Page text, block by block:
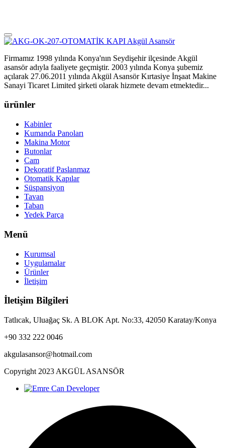
Firmamız 1998 yılında Konya'nın Seydişehir ilçesinde Akgül
asansör adıyla faaliyete geçmiştir. 2003 yılında Konya şubemiz
açılarak 27.06.2011 yılında Akgül Asansör Kırtasiye İnşaat Makine
Sanayi Ticaret Limited şirketi olarak hizmete devam etmektedir...
ürünler
Kabinler
Kumanda Panoları
Makina Motor
Butonlar
Cam
Dekoratif Paslanmaz
Otomatik Kapılar
Süspansiyon
Tavan
Taban
Yedek Parça
Menü
Kurumsal
Uygulamalar
Ürünler
İletişim
İletişim Bilgileri
Tatlıcak, Uluağaç Sk. A BLOK Apt. No:33, 42050 Karatay/Konya
+90 332 222 0046
akgulasansor@hotmail.com
Copyright 2023 AKGÜL ASANSÖR